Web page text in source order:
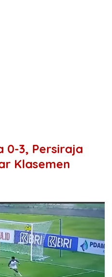
0-3, Persiraja
Klasemen